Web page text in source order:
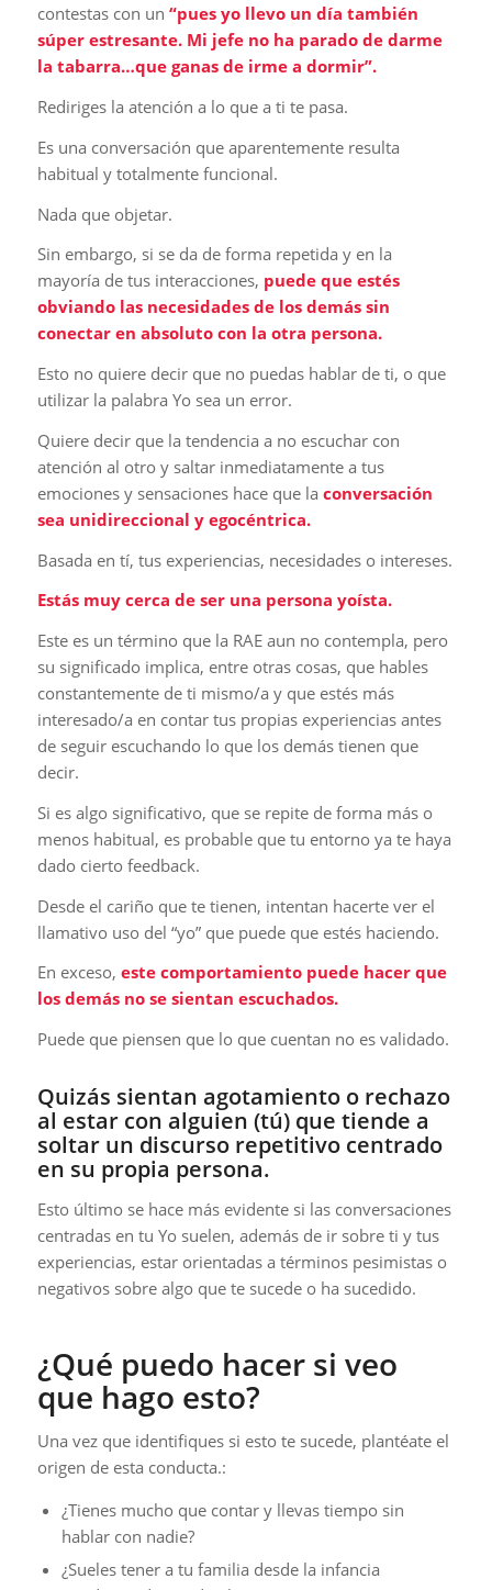
contestas con un “pues yo llevo un día también
súper estresante. Mi jefe no ha parado de darme
la tabarra…que ganas de irme a dormir”.
Rediriges la atención a lo que a ti te pasa.
Es una conversación que aparentemente resulta
habitual y totalmente funcional.
Nada que objetar.
Sin embargo, si se da de forma repetida y en la
mayoría de tus interacciones, puede que estés
obviando las necesidades de los demás sin
conectar en absoluto con la otra persona.
Esto no quiere decir que no puedas hablar de ti, o que
utilizar la palabra Yo sea un error.
Quiere decir que la tendencia a no escuchar con
atención al otro y saltar inmediatamente a tus
emociones y sensaciones hace que la conversación
sea unidireccional y egocéntrica.
Basada en tí, tus experiencias, necesidades o intereses.
Estás muy cerca de ser una persona yoísta.
Este es un término que la RAE aun no contempla, pero
su significado implica, entre otras cosas, que hables
constantemente de ti mismo/a y que estés más
interesado/a en contar tus propias experiencias antes
de seguir escuchando lo que los demás tienen que
decir.
Si es algo significativo, que se repite de forma más o
menos habitual, es probable que tu entorno ya te haya
dado cierto feedback.
Desde el cariño que te tienen, intentan hacerte ver el
llamativo uso del “yo” que puede que estés haciendo.
En exceso, este comportamiento puede hacer que
los demás no se sientan escuchados.
Puede que piensen que lo que cuentan no es validado.
Quizás sientan agotamiento o rechazo
al estar con alguien (tú) que tiende a
soltar un discurso repetitivo centrado
en su propia persona.
Esto último se hace más evidente si las conversaciones
centradas en tu Yo suelen, además de ir sobre ti y tus
experiencias, estar orientadas a términos pesimistas o
negativos sobre algo que te sucede o ha sucedido.
¿Qué puedo hacer si veo
que hago esto?
Una vez que identifiques si esto te sucede, plantéate el
origen de esta conducta.:
¿Tienes mucho que contar y llevas tiempo sin
hablar con nadie?
¿Sueles tener a tu familia desde la infancia